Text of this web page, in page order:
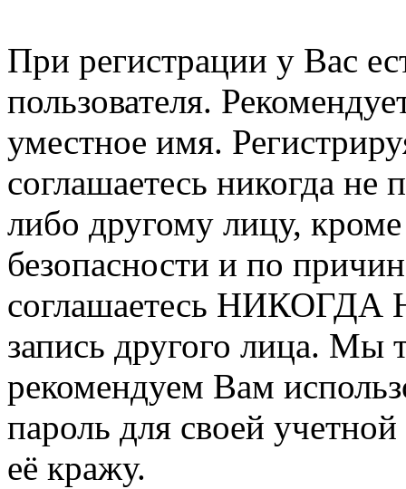
При регистрации у Вас
пользователя.
уместное имя.
соглашаетесь никогда не
либо другому лицу,
безопасности и по
соглашаетесь НИКОГДА
запись другого лица.
рекомендуем Вам
пароль для своей
её кражу.